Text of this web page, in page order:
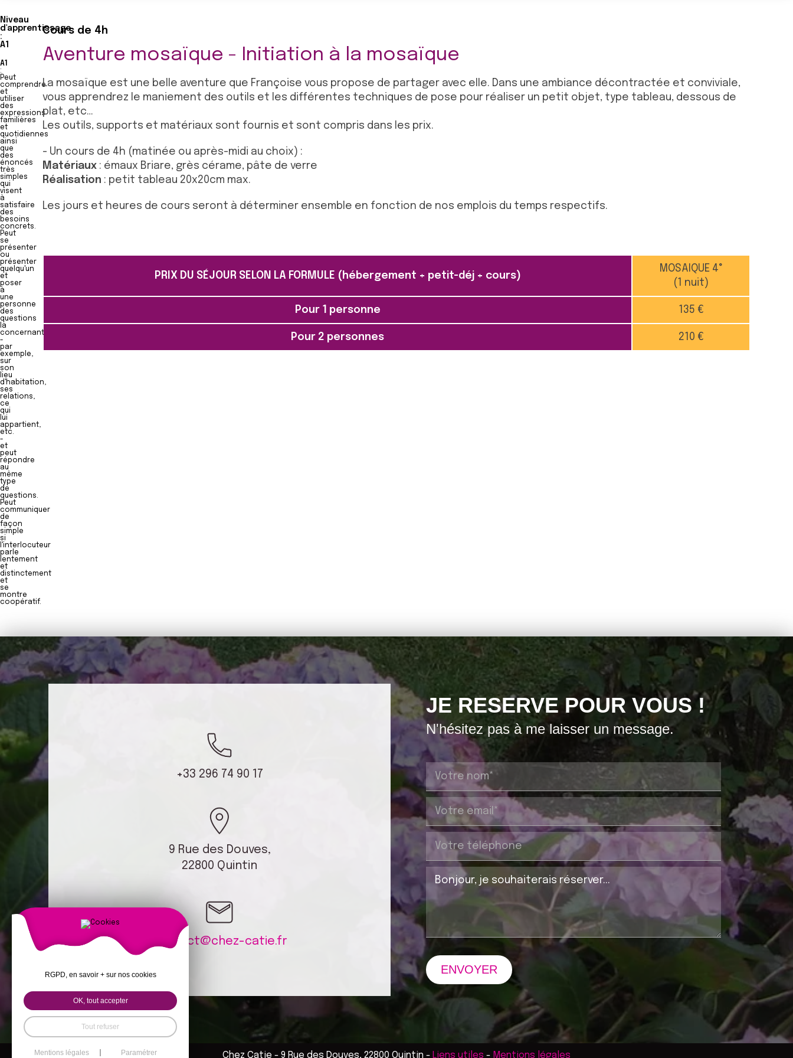
Niveau
d'apprentissage
:
A1
A1
:
Peut
comprendre
et
utiliser
des
expressions
familières
et
quotidiennes
ainsi
que
des
énoncés
très
simples
qui
visent
à
satisfaire
des
besoins
concrets.
Peut
se
présenter
ou
présenter
quelqu'un
et
poser
à
une
personne
des
questions
la
concernant
-
par
exemple,
sur
son
lieu
d'habitation,
ses
relations,
ce
qui
lui
appartient,
etc.
-
et
peut
répondre
au
même
type
de
questions.
Peut
communiquer
de
façon
simple
si
l'interlocuteur
parle
lentement
et
distinctement
et
se
montre
coopératif.
Cours de 4h
Aventure mosaïque - Initiation à la mosaïque
La mosaïque est une belle aventure que Françoise vous propose de partager avec elle. Dans une ambiance décontractée et conviviale,
vous apprendrez le maniement des outils et les différentes techniques de pose pour réaliser un petit objet, type tableau, dessous de
plat, etc…
Les outils, supports et matériaux sont fournis et sont compris dans les prix.
- Un cours de 4h (matinée ou après-midi au choix) :
Matériaux : émaux Briare, grès cérame, pâte de verre
Réalisation : petit tableau 20x20cm max.
Les jours et heures de cours seront à déterminer ensemble en fonction de nos emplois du temps respectifs.
PRIX DU SÉJOUR SELON LA FORMULE (hébergement + petit-déj + cours)
MOSAIQUE 4°
(1 nuit)
Pour 1 personne 135 €
Pour 2 personnes 210 €
+33 296 74 90 17
9 Rue des Douves,
22800 Quintin
contact@chez-catie.fr
JE RESERVE POUR VOUS !
N'hésitez pas à me laisser un message.
ENVOYER
Chez Catie - 9 Rue des Douves, 22800 Quintin - Liens utiles - Mentions légales
RGPD, en savoir + sur nos cookies
OK, tout accepter
Tout refuser
Mentions légales Paramétrer